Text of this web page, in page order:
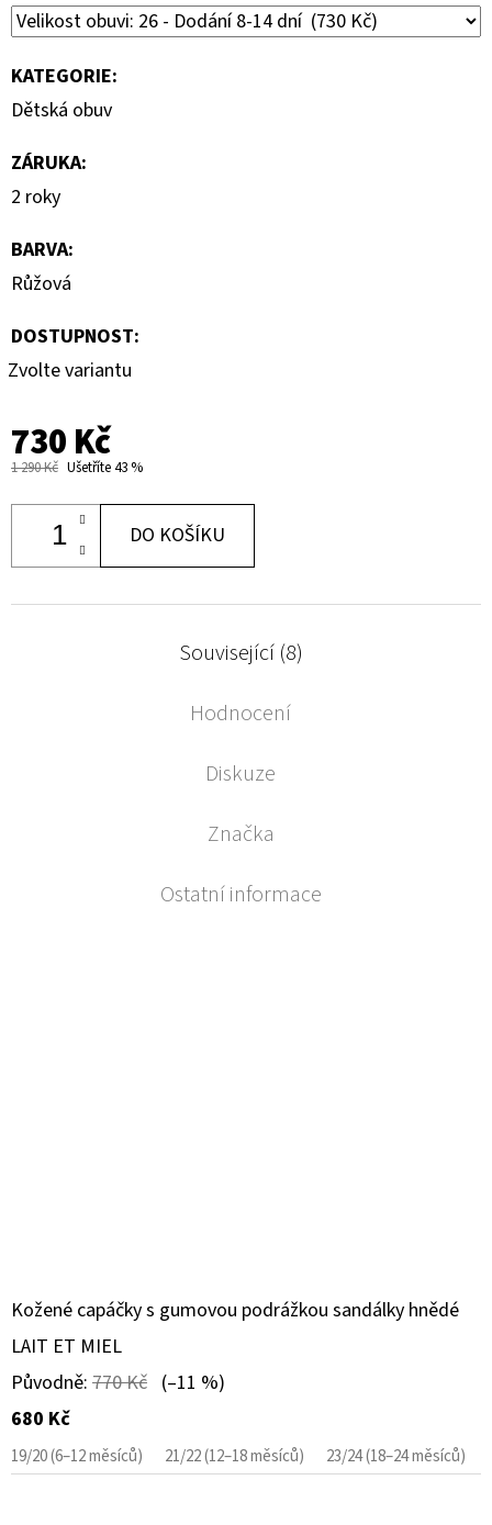
KATEGORIE:
Dětská obuv
ZÁRUKA:
2 roky
BARVA:
Růžová
DOSTUPNOST:
Zvolte variantu
730 Kč
1 290 Kč Ušetříte 43 %
DO KOŠÍKU
Související (8)
Hodnocení
Diskuze
Značka
Ostatní informace
Kožené capáčky s gumovou podrážkou sandálky hnědé
LAIT ET MIEL
Původně: 770 Kč (–11 %)
680 Kč
19/20 (6–12 měsíců) 21/22 (12–18 měsíců) 23/24 (18–24 měsíců)